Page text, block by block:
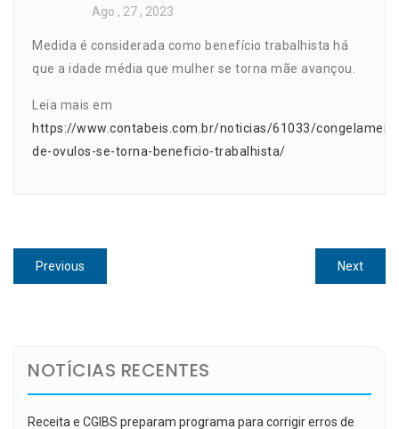
Ago , 27 , 2023
Medida é considerada como benefício trabalhista há
que a idade média que mulher se torna mãe avançou.
Leia mais em
https://www.contabeis.com.br/noticias/61033/
de-ovulos-se-torna-beneficio-trabalhista/
Navegação
de
Previous
post:
NextNext
post:
NOTÍCIAS RECENTES
Receita e CGIBS preparam programa para corrigir erros de